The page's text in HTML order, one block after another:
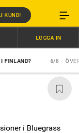
KUND!
LOGGA IN
i Bluegrass